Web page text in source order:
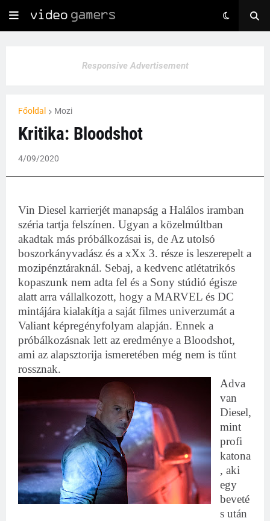
Responsive Advertisement
Főoldal Mozi
Kritika: Bloodshot
4/09/2020
Vin Diesel karrierjét manapság a Halálos iramban
széria tartja felszínen. Ugyan a közelmúltban
akadtak más próbálkozásai is, de Az utolsó
boszorkányvadász és a xXx 3. része is leszerepelt a
mozipénztáraknál. Sebaj, a kedvenc atlétatrikós
kopaszunk nem adta fel és a Sony stúdió égisze
alatt arra vállalkozott, hogy a MARVEL és DC
mintájára kialakítja a saját filmes univerzumát a
Valiant képregényfolyam alapján. Ennek a
próbálkozásnak lett az eredménye a Bloodshot,
ami az alapsztorija ismeretében még nem is tűnt
rossznak.
Adva
van
Diesel,
mint
profi
katona
, aki
egy
beveté
s után